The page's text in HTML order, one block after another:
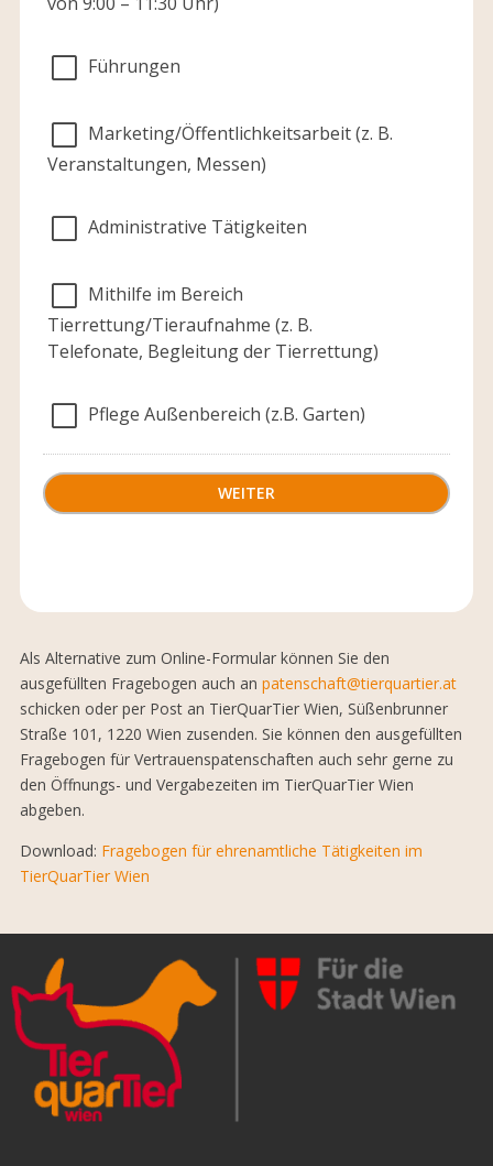
Führungen
Marketing/Öffentlichkeitsarbeit (z. B.
Veranstaltungen, Messen)
Administrative Tätigkeiten
Mithilfe im Bereich
Tierrettung/Tieraufnahme (z. B.
Telefonate, Begleitung der Tierrettung)
Pflege Außenbereich (z.B. Garten)
Als Alternative zum Online-Formular können Sie den
ausgefüllten Fragebogen auch an patenschaft@tierquartier.at
schicken oder per Post an TierQuarTier Wien, Süßenbrunner
Straße 101, 1220 Wien zusenden. Sie können den ausgefüllten
Fragebogen für Vertrauenspatenschaften auch sehr gerne zu
den Öffnungs- und Vergabezeiten im TierQuarTier Wien
abgeben.
Download: Fragebogen für ehrenamtliche Tätigkeiten im
TierQuarTier Wien